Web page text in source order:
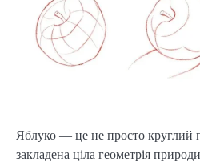
Яблуко — це не просто круглий
закладена ціла геометрія